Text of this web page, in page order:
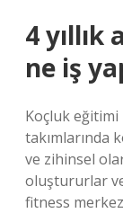
4
ne iş
Koçluk
takımlarında
ve zihinsel
oluştururlar
fitness